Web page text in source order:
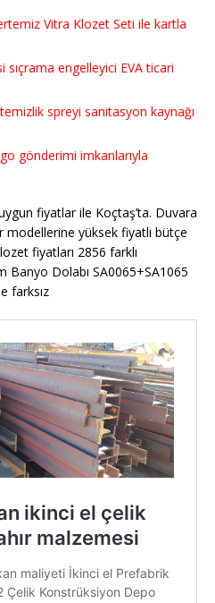
Vitra Klozet Seti ile kartla
engelleyici EVA ticari
spreyi sanitasyon kaynağı
gönderimi imkanlarıyla
fiyatlar ile Koçtaş’ta. Duvara
modellerine yüksek fiyatlı bütçe
fiyatları 2856 farklı
Banyo Dolabı SA0065+SA1065
farksız